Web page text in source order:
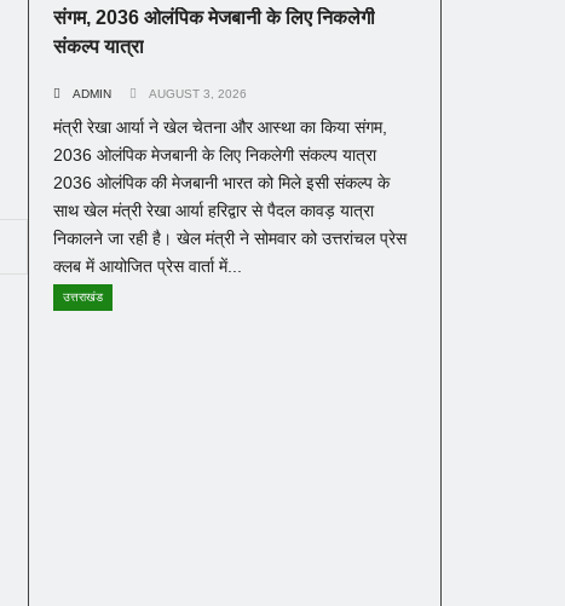
संगम, 2036 ओलंपिक मेजबानी के लिए निकलेगी
संकल्प यात्रा
ADMIN AUGUST 3, 2026
मंत्री रेखा आर्या ने खेल चेतना और आस्था का किया संगम,
2036 ओलंपिक मेजबानी के लिए निकलेगी संकल्प यात्रा
2036 ओलंपिक की मेजबानी भारत को मिले इसी संकल्प के
साथ खेल मंत्री रेखा आर्या हरिद्वार से पैदल कावड़ यात्रा
निकालने जा रही है। खेल मंत्री ने सोमवार को उत्तरांचल प्रेस
क्लब में आयोजित प्रेस वार्ता में...
उत्तराखंड